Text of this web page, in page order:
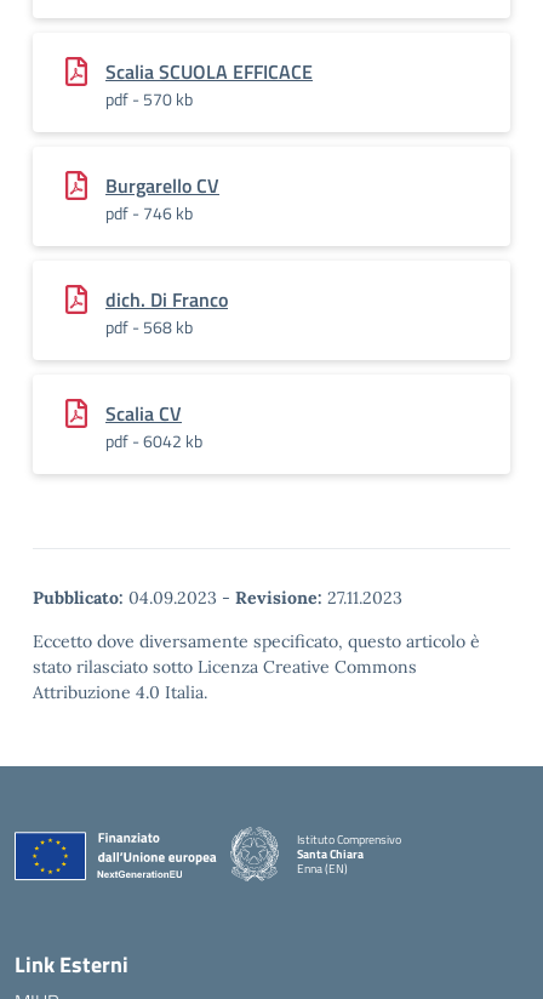
Scalia SCUOLA EFFICACE
pdf - 570 kb
Burgarello CV
pdf - 746 kb
dich. Di Franco
pdf - 568 kb
Scalia CV
pdf - 6042 kb
Pubblicato: 04.09.2023 - Revisione: 27.11.2023
Eccetto dove diversamente specificato, questo articolo è
stato rilasciato sotto Licenza Creative Commons
Attribuzione 4.0 Italia.
Istituto Comprensivo
Santa Chiara
Enna (EN)
Link Esterni